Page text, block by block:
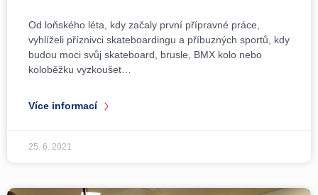
Od loňského léta, kdy začaly první přípravné práce,
vyhlíželi příznivci skateboardingu a příbuzných sportů, kdy
budou moci svůj skateboard, brusle, BMX kolo nebo
koloběžku vyzkoušet…
Více informací
25. 6. 2021